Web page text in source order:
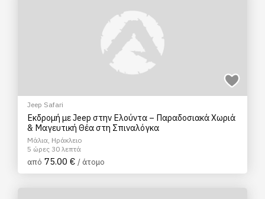
Jeep Safari
Εκδρομή με Jeep στην Ελούντα – Παραδοσιακά Χωριά
& Μαγευτική Θέα στη Σπιναλόγκα
Μάλια, Ηράκλειο
5 ώρες 30 λεπτά
από 75.00 € / άτομο